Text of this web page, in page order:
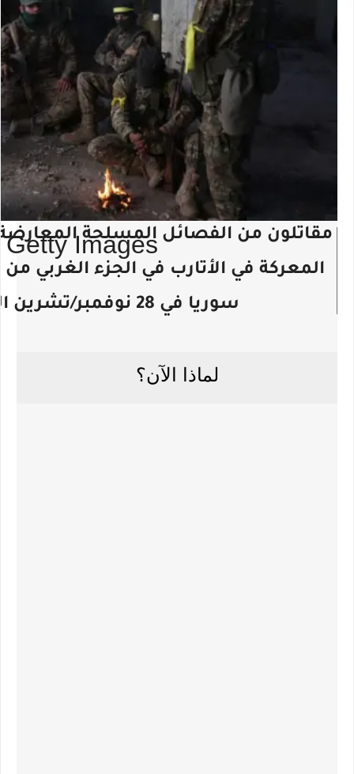
صدر
الصورة،
Getty Images
التعليق
الصورة،
مقاتلون من الفصائل المسلحة
المعركة في الأتارب في الجزء
سوريا في 28 نوفمبر/تشرين الثاني 2024
لماذا الآن؟